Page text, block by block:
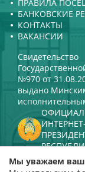
ПРАВИЛА
БАНКОВСКИЕ
КОНТАКТЫ
ВАКАНСИИ
Свидетельство
№970 от
выдано
Мы уважаем